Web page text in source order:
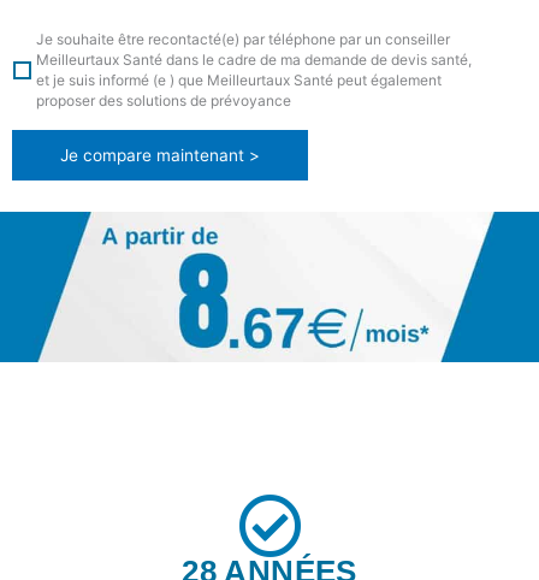
Je souhaite être recontacté(e) par téléphone par un conseiller
Meilleurtaux Santé dans le cadre de ma demande de devis santé,
et je suis informé (e ) que Meilleurtaux Santé peut également
proposer des solutions de prévoyance
Je compare maintenant >
28 ANNÉES